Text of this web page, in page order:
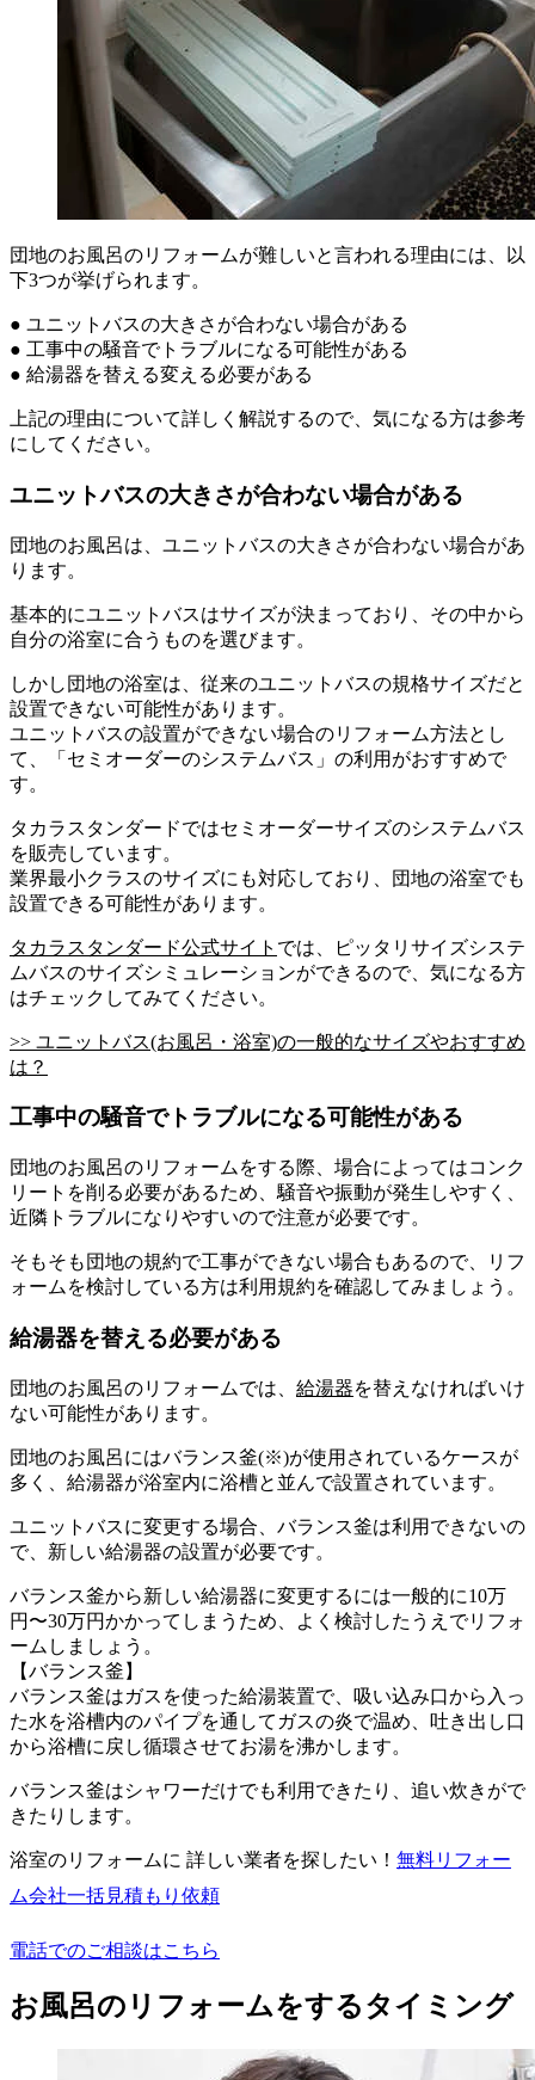
団地のお風呂のリフォームが難しいと言われる理由には、以
下3つが挙げられます。
● ユニットバスの大きさが合わない場合がある
● 工事中の騒音でトラブルになる可能性がある
● 給湯器を替える変える必要がある
上記の理由について詳しく解説するので、気になる方は参考
にしてください。
ユニットバスの大きさが合わない場合がある
団地のお風呂は、ユニットバスの大きさが合わない場合があ
ります。
基本的にユニットバスはサイズが決まっており、その中から
自分の浴室に合うものを選びます。
しかし団地の浴室は、従来のユニットバスの規格サイズだと
設置できない可能性があります。
ユニットバスの設置ができない場合のリフォーム方法とし
て、「セミオーダーのシステムバス」の利用がおすすめで
す。
タカラスタンダードではセミオーダーサイズのシステムバス
を販売しています。
業界最小クラスのサイズにも対応しており、団地の浴室でも
設置できる可能性があります。
タカラスタンダード公式サイト では、ピッタリサイズシステ
ムバスのサイズシミュレーションができるので、気になる方
はチェックしてみてください。
>> ユニットバス(お風呂・浴室)の一般的なサイズやおすすめ
は？
工事中の騒音でトラブルになる可能性がある
団地のお風呂のリフォームをする際、場合によってはコンク
リートを削る必要があるため、騒音や振動が発生しやすく、
近隣トラブルになりやすいので注意が必要です。
そもそも団地の規約で工事ができない場合もあるので、リフ
ォームを検討している方は利用規約を確認してみましょう。
給湯器を替える必要がある
団地のお風呂のリフォームでは、 給湯器を替えなければいけ
ない可能性があります。
団地のお風呂にはバランス釜(※)が使用されているケースが
多く、給湯器が浴室内に浴槽と並んで設置されています。
ユニットバスに変更する場合、バランス釜は利用できないの
で、新しい給湯器の設置が必要です。
バランス釜から新しい給湯器に変更するには一般的に10万
円〜30万円かかってしまうため、よく検討したうえでリフォ
ームしましょう。
【バランス釜】
バランス釜はガスを使った給湯装置で、吸い込み口から入っ
た水を浴槽内のパイプを通してガスの炎で温め、吐き出し口
から浴槽に戻し循環させてお湯を沸かします。
バランス釜はシャワーだけでも利用できたり、追い炊きがで
きたりします。
浴室のリフォームに 詳しい業者を探したい！ 無料リフォー
ム会社一括見積もり依頼
電話でのご相談はこちら
お風呂のリフォームをするタイミング